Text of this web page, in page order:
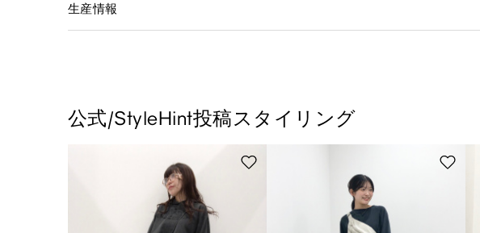
生産情報
公式/StyleHint投稿スタイリング